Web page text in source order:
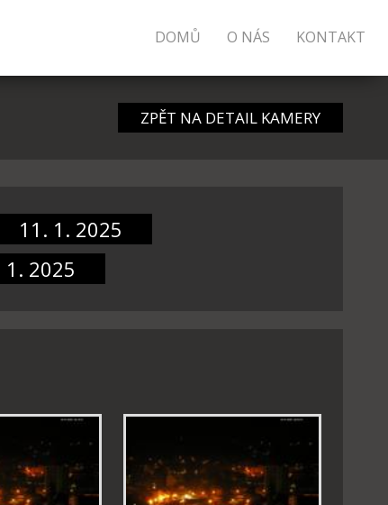
DOMŮ O NÁS KONTAKT
ZPĚT NA DETAIL KAMERY
11. 1. 2025
1. 2025